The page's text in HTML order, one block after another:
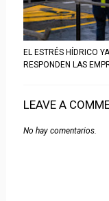
EL ESTRÉS HÍDRICO
RESPONDEN LAS
LEAVE A
No hay comentarios.